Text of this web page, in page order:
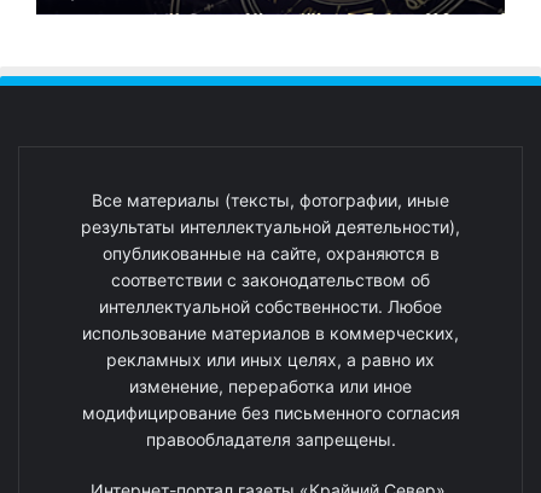
Все материалы (тексты, фотографии, иные
результаты интеллектуальной деятельности),
опубликованные на сайте, охраняются в
соответствии с законодательством об
интеллектуальной собственности. Любое
использование материалов в коммерческих,
рекламных или иных целях, а равно их
изменение, переработка или иное
модифицирование без письменного согласия
правообладателя запрещены.